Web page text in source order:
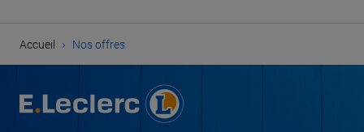
Accueil › Nos offres